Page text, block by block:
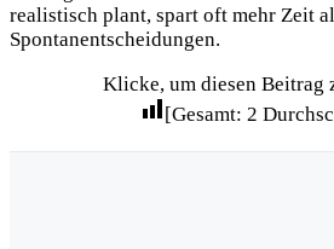
realistisch plant, spart oft mehr Zeit
Spontanentscheidungen.
Klicke, um diesen Beitrag
[Gesamt: 2